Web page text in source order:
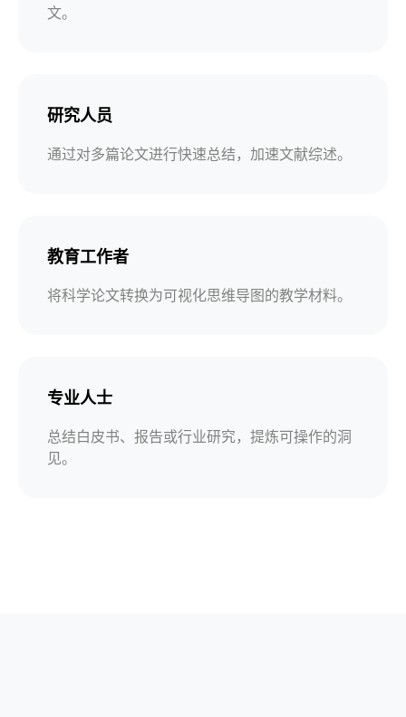
文。
研究人员
通过对多篇论文进行快速总结，加速文献综述。
教育工作者
将科学论文转换为可视化思维导图的教学材料。
专业人士
总结白皮书、报告或行业研究，提炼可操作的洞
见。